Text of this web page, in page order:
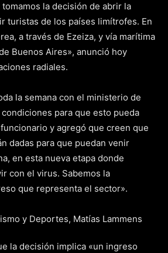
la decisión de abrir la
turistas de los países limítrofes. En
a través de Ezeiza, y vía marítima
Buenos Aires», anunció hoy
radiales.
la semana con el ministerio de
para que esto pueda
y agregó que creen que
dadas para que puedan venir
en esta nueva etapa donde
con el virus. Sabemos la
que representa el sector».
la decisión implica «un ingreso